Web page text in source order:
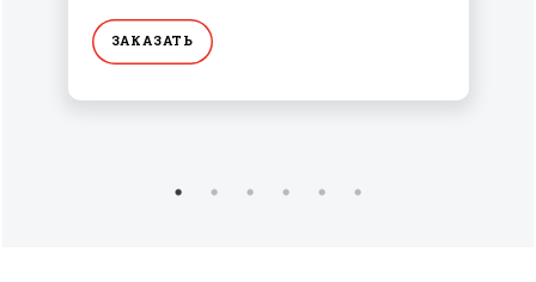
ЗАКАЗАТЬ